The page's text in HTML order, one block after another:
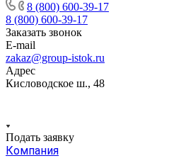
8 (800) 600-39-17
8 (800) 600-39-17
Заказать звонок
E-mail
zakaz@group-istok.ru
Адрес
Кисловодское ш., 48
Подать заявку
Компания